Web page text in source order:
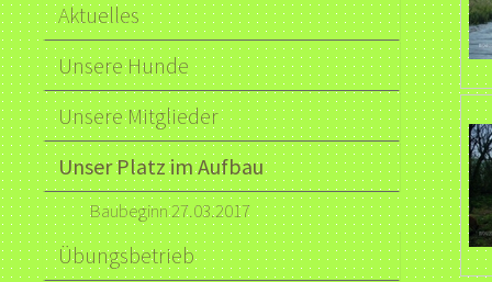
Aktuelles
Unsere Hunde
Unsere Mitglieder
Unser Platz im Aufbau
Baubeginn 27.03.2017
Übungsbetrieb